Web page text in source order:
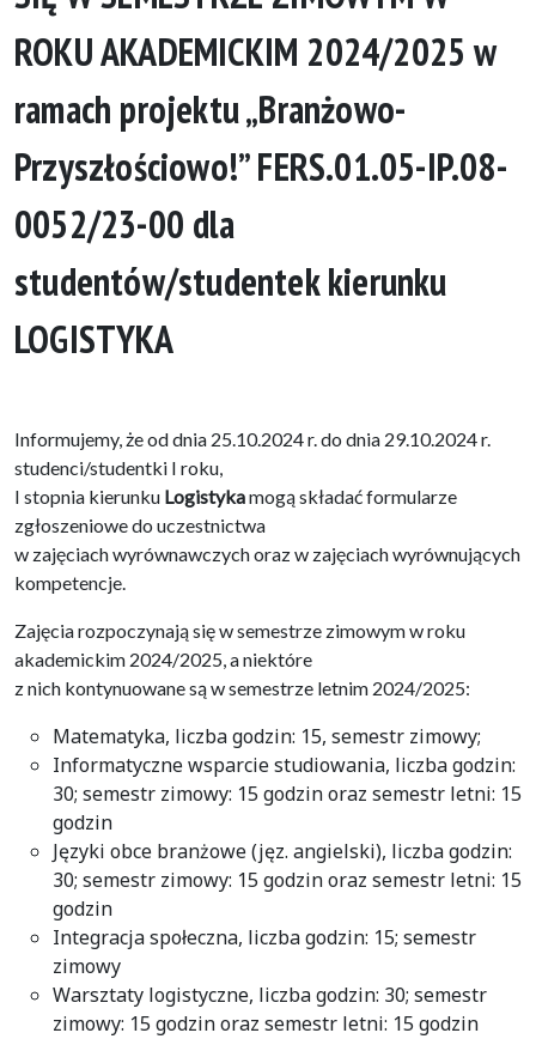
ROKU AKADEMICKIM 2024/2025 w
ramach projektu „Branżowo-
Przyszłościowo!” FERS.01.05-IP.08-
0052/23-00 dla
studentów/studentek kierunku
LOGISTYKA
Informujemy, że od dnia 25.10.2024 r. do dnia 29.10.2024 r.
studenci/studentki I roku,
I stopnia kierunku Logistykamogą składać formularze
zgłoszeniowe do uczestnictwa
w zajęciach wyrównawczych oraz w zajęciach wyrównujących
kompetencje.
Zajęcia rozpoczynają się w semestrze zimowym w roku
akademickim 2024/2025, a niektóre
z nich kontynuowane są w semestrze letnim 2024/2025:
Matematyka, liczba godzin: 15, semestr zimowy;
Informatyczne wsparcie studiowania, liczba godzin:
30; semestr zimowy: 15 godzin oraz semestr letni: 15
godzin
Języki obce branżowe (jęz. angielski), liczba godzin:
30; semestr zimowy: 15 godzin oraz semestr letni: 15
godzin
Integracja społeczna, liczba godzin: 15; semestr
zimowy
Warsztaty logistyczne, liczba godzin: 30; semestr
zimowy: 15 godzin oraz semestr letni: 15 godzin